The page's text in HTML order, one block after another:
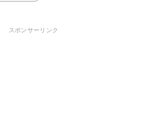
スポンサーリンク